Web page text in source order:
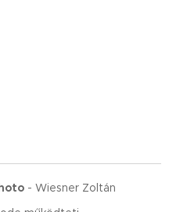
- Wiesner Zoltán